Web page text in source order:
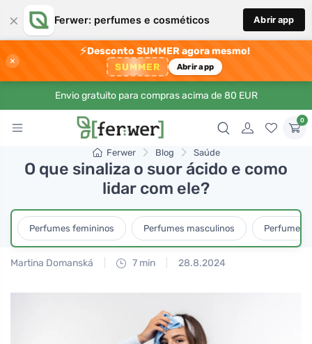
× Ferwer: perfumes e cosméticos Abrir app
×
⚡Desconto SUMMER agora mesmo!
SUMMER Abrir app
Envio gratuito para compras acima de 80 EUR
0
Ferwer Blog Saúde
O que sinaliza o suor ácido e como
lidar com ele?
Perfumes femininos Perfumes masculinos Perfumes
Martina Domanská 7 min 28.8.2024